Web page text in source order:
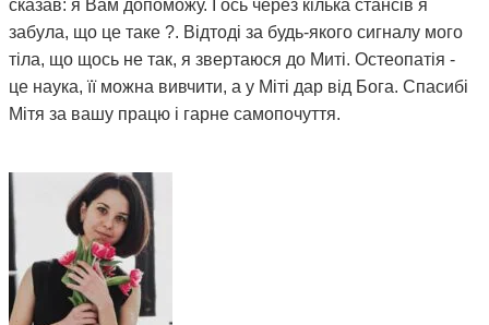
сказав: я Вам допоможу. І ось через кілька стансів я
забула, що це таке ?. Відтоді за будь-якого сигналу мого
тіла, що щось не так, я звертаюся до Миті. Остеопатія -
це наука, її можна вивчити, а у Міті дар від Бога. Спасибі
Мітя за вашу працю і гарне самопочуття.